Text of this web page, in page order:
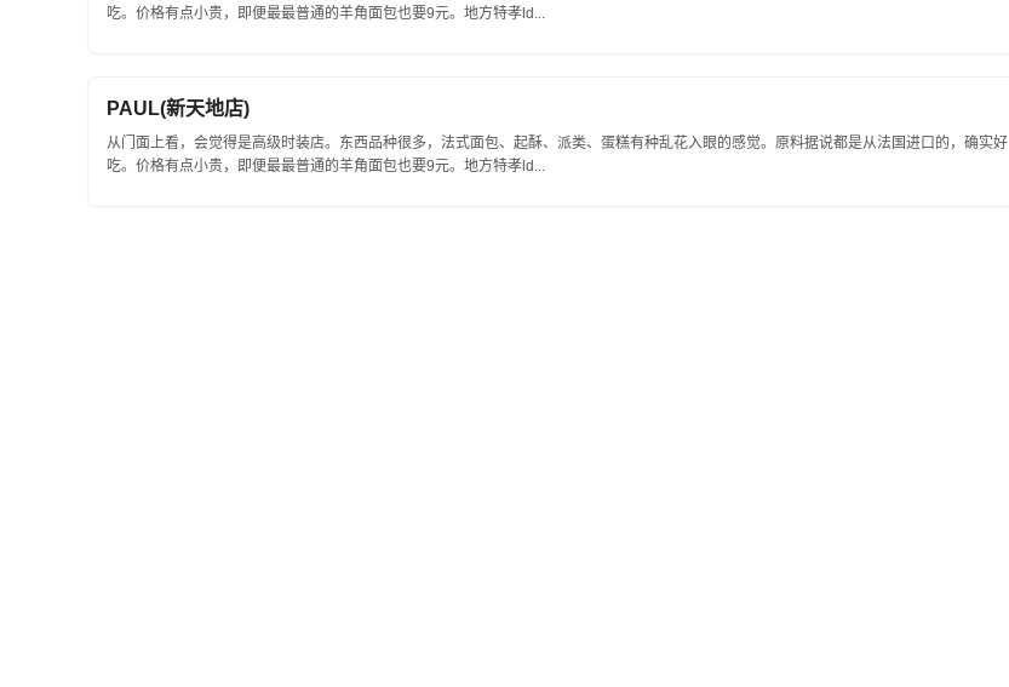
吃。价格有点小贵，即便最最普通的羊角面包也要9元。地方特孝ld...
PAUL(新天地店)
从门面上看，会觉得是高级时装店。东西品种很多，法式面包、起酥、派类、蛋糕有种乱花入眼的感觉。原料据说都是从法国进口的，确实好
吃。价格有点小贵，即便最最普通的羊角面包也要9元。地方特孝ld...